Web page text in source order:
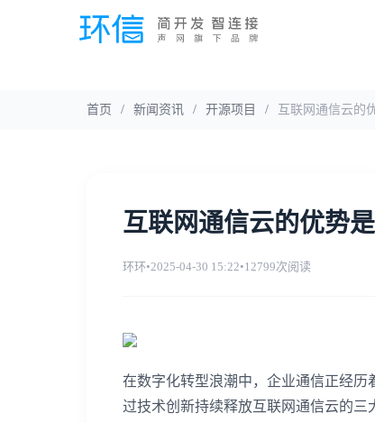
首页 / 新闻资讯 / 开源项目 / 互联网通信云的
互联网通信云的优势
环环•2025-04-30 15:22•12799次阅读
在数字化转型浪潮中，企业通信正经
过技术创新持续释放互联网通信云的